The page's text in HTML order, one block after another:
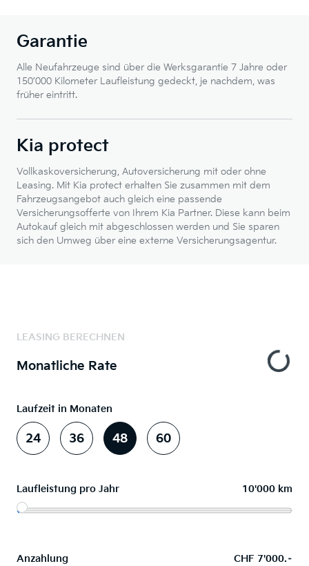
Garantie
Alle Neufahrzeuge sind über die Werksgarantie 7 Jahre oder
150’000 Kilometer Laufleistung gedeckt, je nachdem, was
früher eintritt.
Kia protect
Vollkaskoversicherung, Autoversicherung mit oder ohne
Leasing. Mit Kia protect erhalten Sie zusammen mit dem
Fahrzeugsangebot auch gleich eine passende
Versicherungsofferte von Ihrem Kia Partner. Diese kann beim
Autokauf gleich mit abgeschlossen werden und Sie sparen
sich den Umweg über eine externe Versicherungsagentur.
LEASING BERECHNEN
Monatliche Rate
Laufzeit in Monaten
24 36 48 60
Laufleistung pro Jahr 10'000 km
Anzahlung CHF 7'000.–